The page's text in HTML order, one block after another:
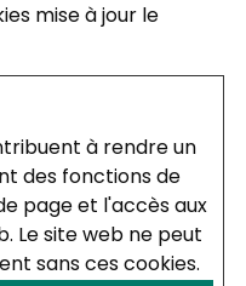
mise à jour le
à rendre un
des fonctions de
page et l'accès aux
Le site web ne peut
sans ces cookies.